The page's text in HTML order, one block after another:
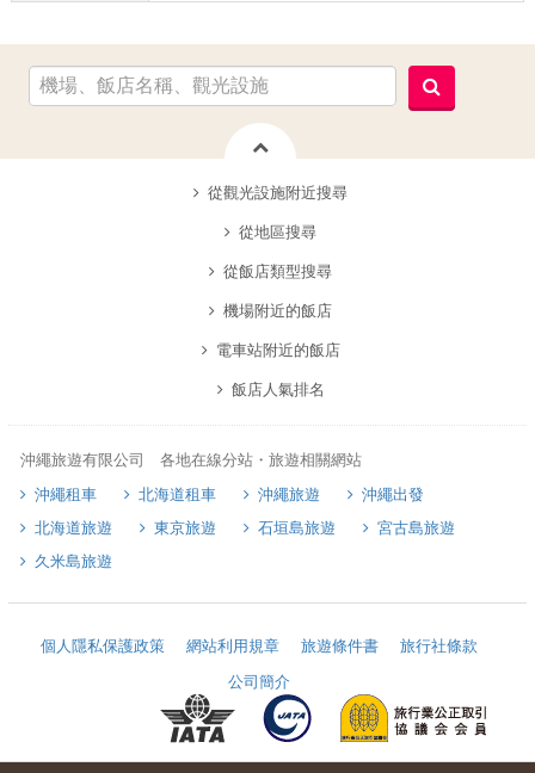
從觀光設施附近搜尋
從地區搜尋
從飯店類型搜尋
機場附近的飯店
電車站附近的飯店
飯店人氣排名
沖繩旅遊有限公司 各地在線分站・旅遊相關網站
沖繩租車
北海道租車 沖繩旅遊
沖繩出發
北海道旅遊
東京旅遊 石垣島旅遊
宮古島旅遊
久米島旅遊
個人隱私保護政策 網站利用規章 旅遊條件書
旅行社條款
公司簡介